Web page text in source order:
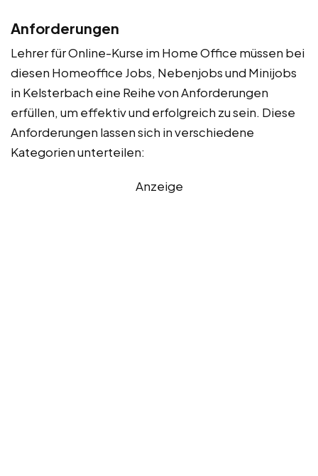
Anforderungen
Lehrer für Online-Kurse im Home Office müssen bei
diesen Homeoffice Jobs, Nebenjobs und Minijobs
in Kelsterbach eine Reihe von Anforderungen
erfüllen, um effektiv und erfolgreich zu sein. Diese
Anforderungen lassen sich in verschiedene
Kategorien unterteilen:
Anzeige